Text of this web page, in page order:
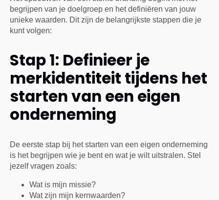
begrijpen van je doelgroep en het definiëren van jouw
unieke waarden. Dit zijn de belangrijkste stappen die je
kunt volgen:
Stap 1: Definieer je
merkidentiteit tijdens het
starten van een eigen
onderneming
De eerste stap bij het starten van een eigen onderneming
is het begrijpen wie je bent en wat je wilt uitstralen. Stel
jezelf vragen zoals:
Wat is mijn missie?
Wat zijn mijn kernwaarden?